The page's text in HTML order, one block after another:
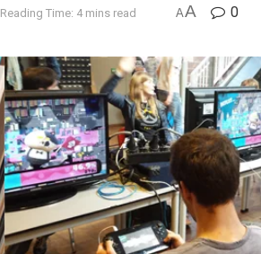
Reading Time: 4 mins read AA 0